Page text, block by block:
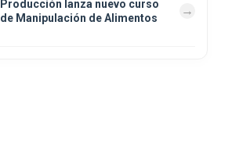
Producción lanza nuevo curso
de Manipulación de Alimentos